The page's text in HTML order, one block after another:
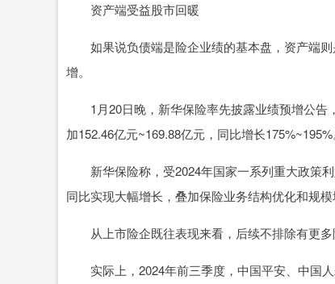
资产端受益股市回暖
如果说负债端是险企业绩的基本盘，资产端则
增。
1月20日晚，新华保险率先披露业绩预增公告
加152.46亿元~169.88亿元，同比增长175%~195%
新华保险称，受2024年国家一系列重大政策利
同比实现大幅增长，叠加保险业务结构优化和规
从上市险企既往表现来看，后续不排除有更多
实际上，2024年前三季度，中国平安、中国人